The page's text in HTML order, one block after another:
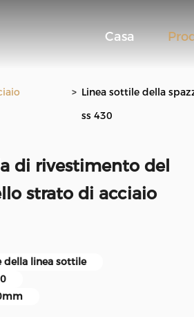
Casa
> Linea sottile della
ss 430
di rivestimento del
strato di acciaio
della linea sottile